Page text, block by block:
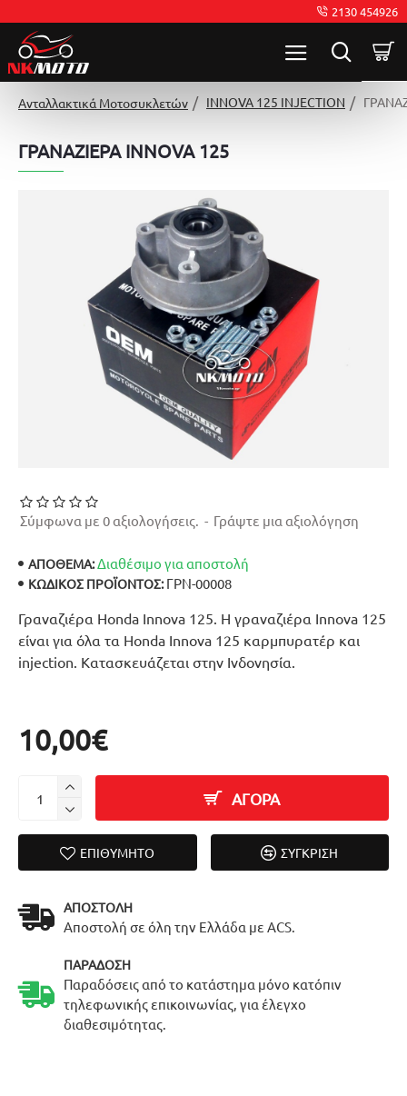
2130 454926
Ανταλλακτικά Μοτοσυκλετών INNOVA 125 INJECTION
ΓΡΑΝΑΖΙΕΡΑ INNOVA 125
Γραναζιέρα Honda Innova 125. Η γραναζιέρα Innova 125
είναι για όλα τα Honda Innova 125 καρμπυρατέρ και
injection. Κατασκευάζεται στην Ινδονησία.
ΑΠΟΘΕΜΑ:Διαθέσιμο για αποστολή
ΚΩΔΙΚΌΣ ΠΡΟΪΌΝΤΟΣ: ΓΡΝ-00008
Σύμφωνα με 0 αξιολογήσεις. - Γράψτε μια αξιολόγηση
10,00€
ΑΓΟΡΑ
ΕΠΙΘΥΜΗΤΌ ΣΎΓΚΡΙΣΗ
ΑΠΟΣΤΟΛΉ
Αποστολή σε όλη την Ελλάδα με ACS.
ΠΑΡΆΔΟΣΗ
Παραδόσεις από το κατάστημα μόνο κατόπιν
τηλεφωνικής επικοινωνίας, για έλεγχο
διαθεσιμότητας.